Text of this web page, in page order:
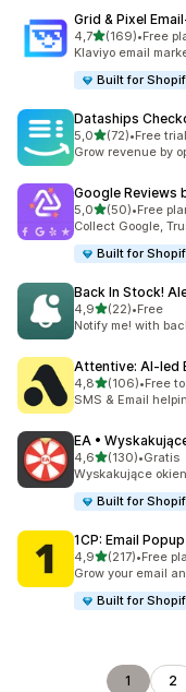
Grid & Pixel
4,7na 5 gwiazdek
(169)
Łączna liczba
•Free
Klaviyo email
Built for
Dataships
5,0na 5 gwiazdek
(72)
Łączna liczba
•Free
Grow revenue by
Google Reviews
5,0na 5 gwiazdek
(50)
Łączna liczba
•Free
Collect Google,
Built for
Back In Stock!
4,9na 5 gwiazdek
(22)
Łączna liczba
•Free
Notify me! with
Attentive: AI‑led
4,8na 5 gwiazdek
(106)
Łączna liczba
•Free
SMS & Email
EA •
4,6na 5 gwiazdek
(130)
Łączna liczba
•Gratis
Wyskakujące
Built for
1CP: Email
4,9na 5 gwiazdek
(217)
Łączna liczba
•Free
Grow your email
Built for
1 2